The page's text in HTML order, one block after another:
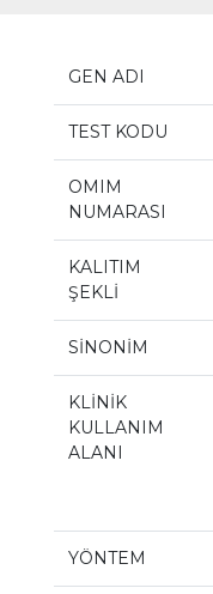
GEN ADI
TEST KODU
OMIM
NUMARASI
KALITIM
ŞEKLİ
SİNONİM
KLİNİK
KULLANIM
ALANI
YÖNTEM